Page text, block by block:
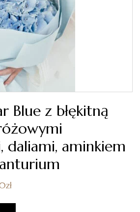
Blue z błękitną
daliami, aminkiem
zł